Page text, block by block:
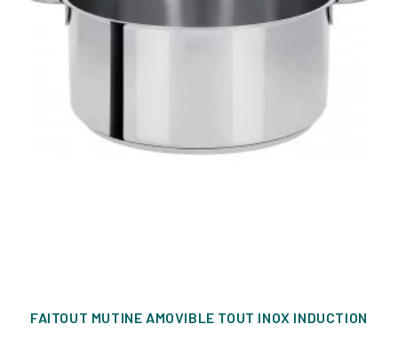
FAITOUT MUTINE AMOVIBLE TOUT INOX INDUCTION